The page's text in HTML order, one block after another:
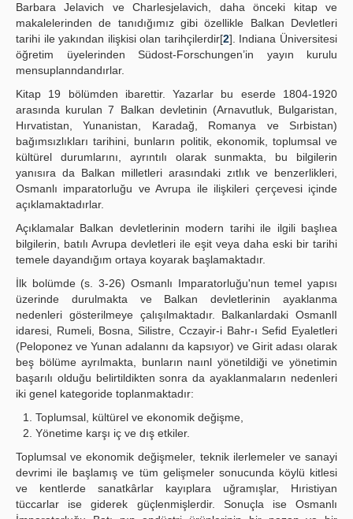
Barbara Jelavich ve Charlesjelavich, daha önceki kitap ve
makalelerinden de tanıdığımız gibi özellikle Balkan Devletleri
tarihi ile yakından ilişkisi olan tarihçilerdir[2]. Indiana Üniversitesi
öğretim üyelerinden Südost-Forschungen’in yayın kurulu
mensuplanndandırlar.
Kitap 19 bölümden ibarettir. Yazarlar bu eserde 1804-1920
arasında kurulan 7 Balkan devletinin (Arnavutluk, Bulgaristan,
Hırvatistan, Yunanistan, Karadağ, Romanya ve Sırbistan)
bağımsızlıkları tarihini, bunların politik, ekonomik, toplumsal ve
kültürel durumlarını, ayrıntılı olarak sunmakta, bu bilgilerin
yanısıra da Balkan milletleri arasındaki zıtlık ve benzerlikleri,
Osmanlı imparatorluğu ve Avrupa ile ilişkileri çerçevesi içinde
açıklamaktadırlar.
Açıklamalar Balkan devletlerinin modern tarihi ile ilgili başlıea
bilgilerin, batılı Avrupa devletleri ile eşit veya daha eski bir tarihi
temele dayandığım ortaya koyarak başlamaktadır.
İlk bolümde (s. 3-26) Osmanlı Imparatorluğu'nun temel yapısı
üzerinde durulmakta ve Balkan devletlerinin ayaklanma
nedenleri gösterilmeye çalışılmaktadır. Balkanlardaki Osman­lI
idaresi, Rumeli, Bosna, Silistre, Cczayir-i Bahr-ı Sefid Eyaletleri
(Peloponez ve Yunan adalannı da kapsıyor) ve Girit adası olarak
beş bölüme ayrılmakta, bunların naınl yönetildiği ve yönetimin
başarılı olduğu belirtildikten sonra da ayaklanmaların nedenleri
iki genel kategoride toplanmaktadır:
Toplumsal, kültürel ve ekonomik değişme,
Yönetime karşı iç ve dış etkiler.
Toplumsal ve ekonomik değişmeler, teknik ilerlemeler ve sanayi
devrimi ile başlamış ve tüm gelişmeler sonucunda köylü kitlesi
ve kentlerde sanatkârlar kayıplara uğramışlar, Hıristiyan
tüccarlar ise giderek güçlenmişlerdir. Sonuçla ise Osmanlı